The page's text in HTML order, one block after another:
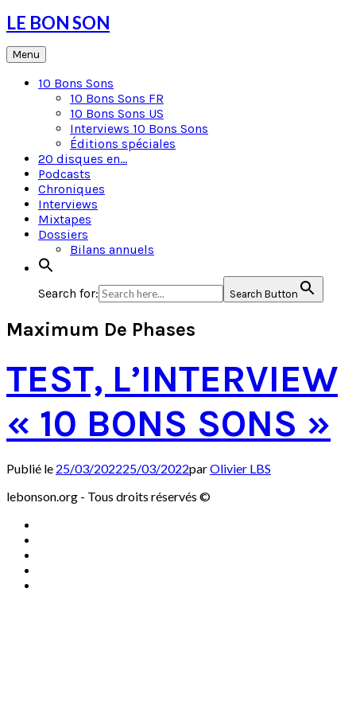
Skip
to
content
LE BON SON
Menu
10 Bons Sons
10 Bons Sons FR
10 Bons Sons US
Interviews 10 Bons Sons
Éditions spéciales
20 disques en…
Podcasts
Chroniques
Interviews
Mixtapes
Dossiers
Bilans annuels
Search for: Search Button
Maximum De Phases
TEST, L’INTERVIEW
« 10 BONS SONS »
Publié le 25/03/202225/03/2022parOlivier LBS
lebonson.org - Tous droits réservés ©